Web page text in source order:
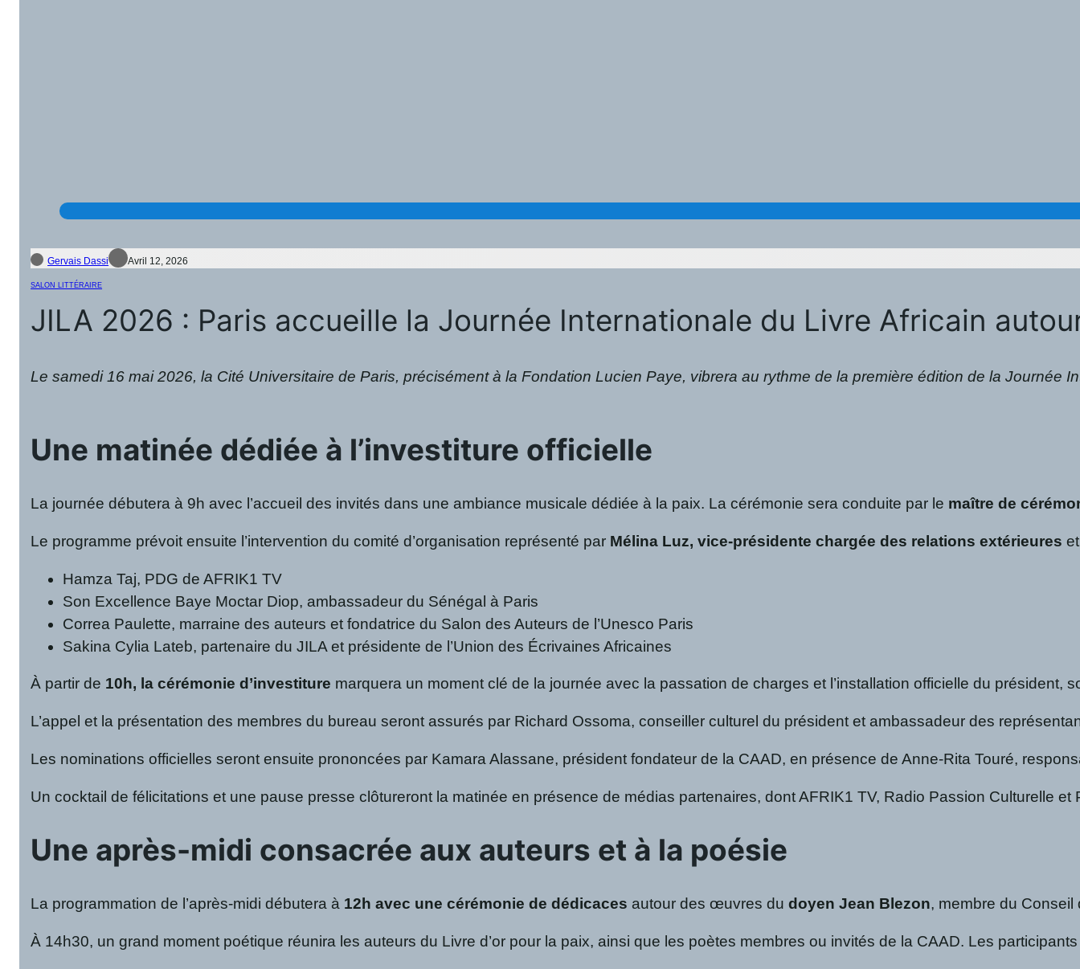
Gervais Dassi Avril 12, 2026
SALON LITTÉRAIRE
JILA 2026 : Paris accueille la Journée Internationale du Livre Africain
Le samedi 16 mai 2026, la Cité Universitaire de Paris, précisément à la Fondation Lucien Paye, vibrera au rythme de la première édition de la
Une matinée dédiée à l’investiture officielle
La journée débutera à 9h avec l’accueil des invités dans une ambiance musicale dédiée à la paix. La cérémonie sera conduite par le maître de
Le programme prévoit ensuite l’intervention du comité d’organisation représenté par Mélina Luz, vice-présidente chargée des relations extérieures
Hamza Taj, PDG de AFRIK1 TV
Son Excellence Baye Moctar Diop, ambassadeur du Sénégal à Paris
Correa Paulette, marraine des auteurs et fondatrice du Salon des Auteurs de l’Unesco Paris
Sakina Cylia Lateb, partenaire du JILA et présidente de l’Union des Écrivaines Africaines
À partir de 10h, la cérémonie d’investiture marquera un moment clé de la journée avec la passation de charges et l’installation officielle du
L’appel et la présentation des membres du bureau seront assurés par Richard Ossoma, conseiller culturel du président et ambassadeur des
Les nominations officielles seront ensuite prononcées par Kamara Alassane, président fondateur de la CAAD, en présence de Anne‑Rita Touré,
Un cocktail de félicitations et une pause presse clôtureront la matinée en présence de médias partenaires, dont AFRIK1 TV, Radio Passion Culturelle et
Une après-midi consacrée aux auteurs et à la poésie
La programmation de l’après-midi débutera à 12h avec une cérémonie de dédicaces autour des œuvres dudoyen Jean Blezon, membre du
À 14h30, un grand moment poétique réunira les auteurs du Livre d’or pour la paix, ainsi que les poètes membres ou invités de la CAAD. Les